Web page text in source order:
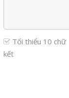
Tối thiểu 10 chữ
kết